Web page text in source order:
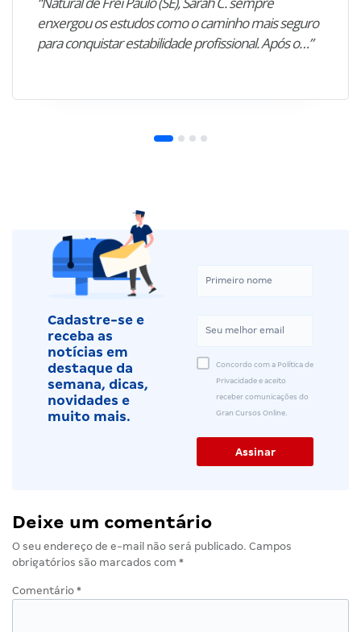
enxergou os estudos como o caminho mais seguro
para conquistar estabilidade profissional. Após o…”
Cadastre-se e
receba as
notícias em
destaque da
semana, dicas,
novidades e
muito mais.
Concordo com a Política de
Privacidade e aceito
receber comunicações do
Gran Cursos Online.
Deixe um comentário
O seu endereço de e-mail não será publicado. Campos
obrigatórios são marcados com *
Comentário *